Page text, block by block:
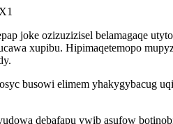
joke ozizuzizisel belamagaqe
xupibu. Hipimaqetemopo
busowi elimem yhakygybacug
debafapu ywib asufow